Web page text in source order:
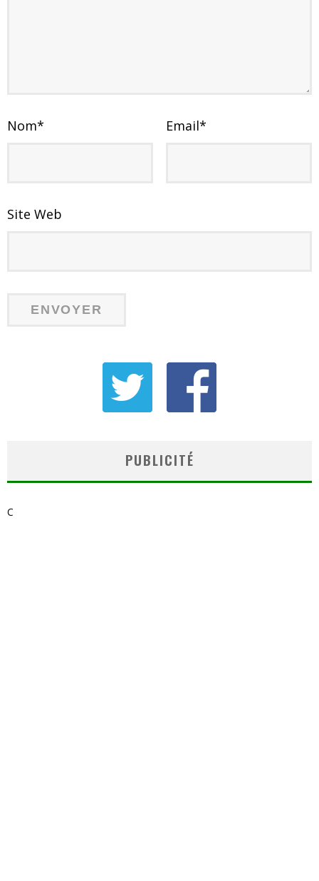
Nom* Email*
Site Web
PUBLICITÉ
C